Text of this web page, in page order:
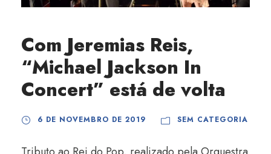
Com Jeremias Reis,
“Michael Jackson In
Concert” está de volta
6 DE NOVEMBRO DE 2019 SEM CATEGORIA